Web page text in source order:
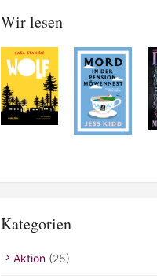
Wir lesen
Kategorien
Aktion (25)